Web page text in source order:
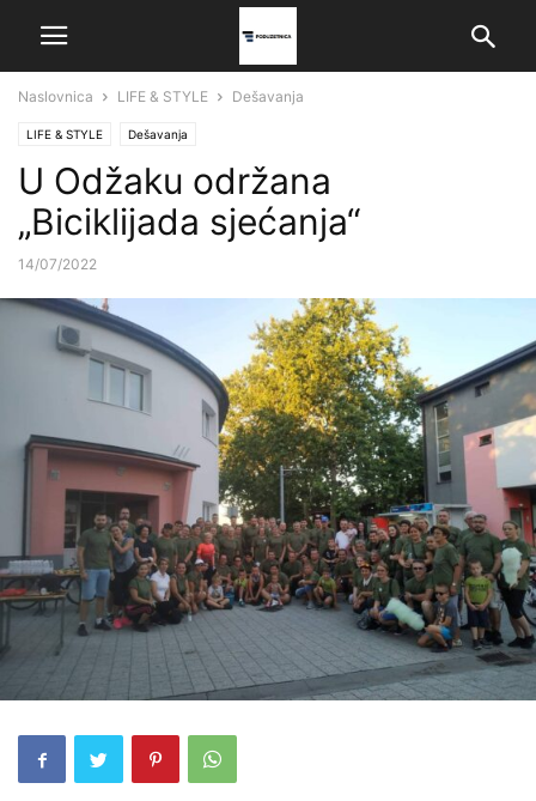
Naslovnica LIFE & STYLE Dešavanja
LIFE & STYLE Dešavanja
U Odžaku održana
„Biciklijada sjećanja“
14/07/2022